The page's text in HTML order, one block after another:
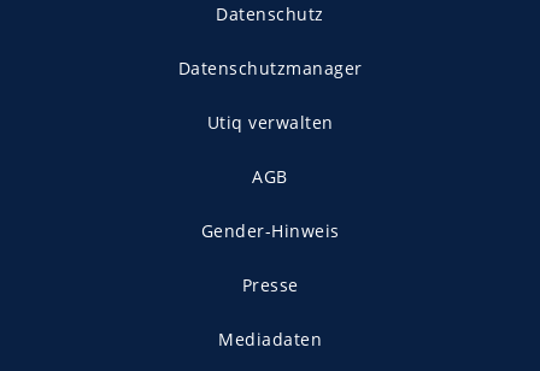
Datenschutz
Datenschutzmanager
Utiq verwalten
AGB
Gender-Hinweis
Presse
Mediadaten